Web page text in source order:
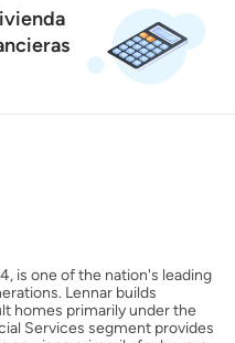
crédito
is one of the nation's leading
Lennar builds
homes primarily under the
Services segment provides